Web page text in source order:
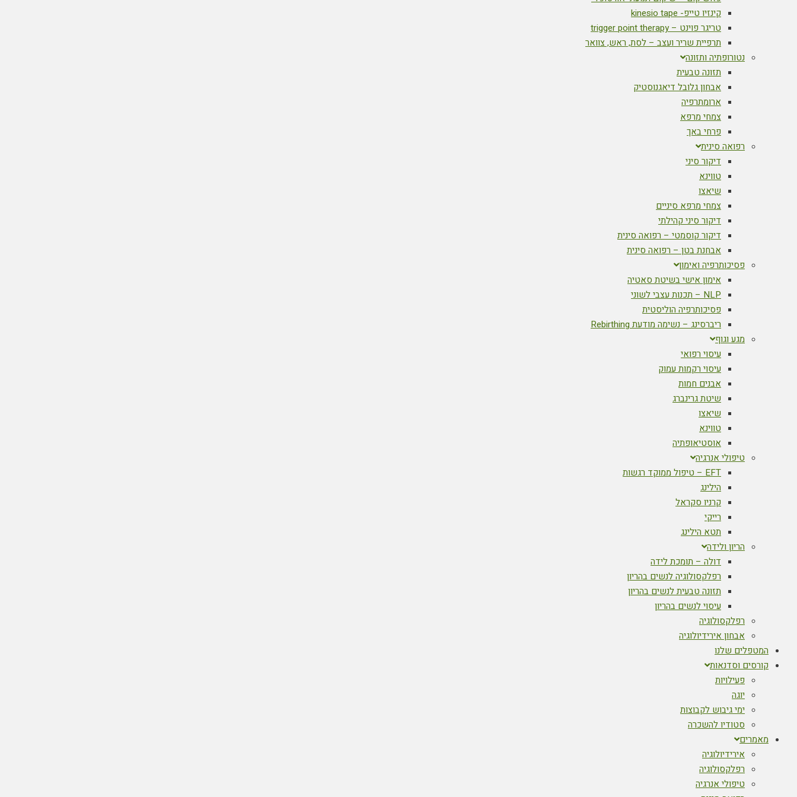
קינזיו טייפ- kinesio tape
טריגר פוינט – trigger point therapy
תרפיית שריר ועצב – לסת, ראש, צוואר
נטורופתיה ותזונה
תזונה טבעית
אבחון גלובל דיאגנוסטיק
ארומתרפיה
צמחי מרפא
פרחי באך
רפואה סינית
דיקור סיני
טווינא
שיאצו
צמחי מרפא סיניים
דיקור סיני קהילתי
דיקור קוסמטי – רפואה סינית
אבחנת בטן – רפואה סינית
פסיכותרפיה ואימון
אימון אישי בשיטת סאטיה
NLP – תכנות עצבי לשוני
פסיכותרפיה הוליסטית
ריברסינג – נשימה מודעת Rebirthing
מגע וגוף
עיסוי רפואי
עיסוי רקמות עמוק
אבנים חמות
שיטת גרינברג
שיאצו
טווינא
אוסטיאופתיה
טיפולי אנרגיה
EFT – טיפול ממוקד רגשות
הילינג
קרניו סקראל
רייקי
תטא הילינג
הריון ולידה
דולה – תומכת לידה
רפלקסולוגיה לנשים בהריון
תזונה טבעית לנשים בהריון
עיסוי לנשים בהריון
רפלקסולוגיה
אבחון אירידיולוגיה
המטפלים שלנו
קורסים וסדנאות
פעילויות
יוגה
ימי גיבוש לקבוצות
סטודיו להשכרה
מאמרים
אירידיולוגיה
רפלקסולוגיה
טיפולי אנרגיה